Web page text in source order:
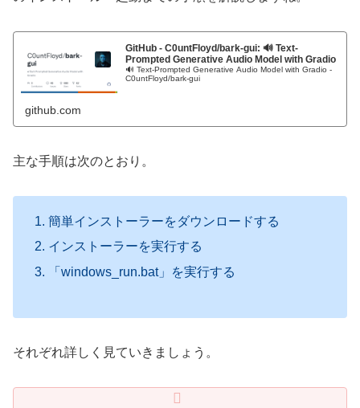
GitHub - C0untFloyd/bark-gui: 🔊 Text-
Prompted Generative Audio Model with Gradio
🔊 Text-Prompted Generative Audio Model with Gradio -
C0untFloyd/bark-gui
github.com
主な手順は次のとおり。
簡単インストーラーをダウンロードする
インストーラーを実行する
「windows_run.bat」を実行する
それぞれ詳しく見ていきましょう。